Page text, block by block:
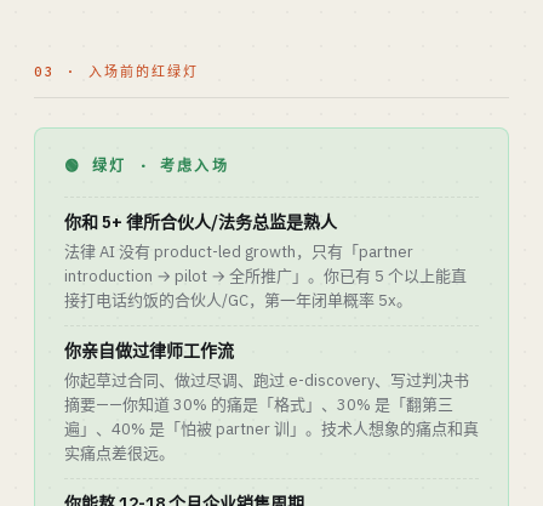
03 · 入场前的红绿灯
🟢 绿灯 · 考虑入场
你和 5+ 律所合伙人/法务总监是熟人
法律 AI 没有 product-led growth，只有「partner
introduction → pilot → 全所推广」。你已有 5 个以上能直
接打电话约饭的合伙人/GC，第一年闭单概率 5x。
你亲自做过律师工作流
你起草过合同、做过尽调、跑过 e-discovery、写过判决书
摘要——你知道 30% 的痛是「格式」、30% 是「翻第三
遍」、40% 是「怕被 partner 训」。技术人想象的痛点和真
实痛点差很远。